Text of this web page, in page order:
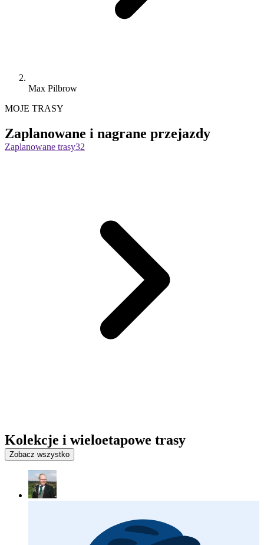
Max Pilbrow
MOJE TRASY
Zaplanowane i nagrane przejazdy
Zaplanowane trasy32
Kolekcje i wieloetapowe trasy
Zobacz wszystko